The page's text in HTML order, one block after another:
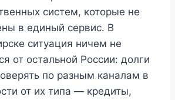
систем, которые не
в единый сервис. В
ситуация ничем не
от остальной России: долги
по разным каналам в
от их типа — кредиты,